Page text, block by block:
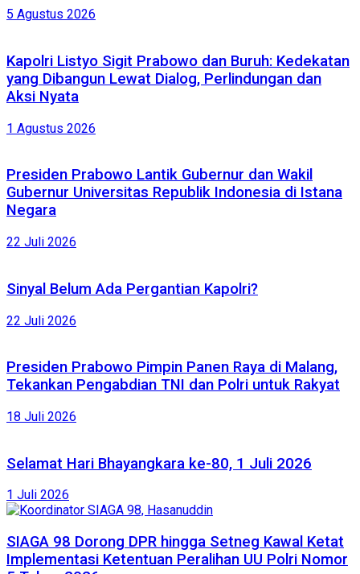
5 Agustus 2026
Kapolri Listyo Sigit Prabowo dan Buruh: Kedekatan
yang Dibangun Lewat Dialog, Perlindungan dan
Aksi Nyata
1 Agustus 2026
Presiden Prabowo Lantik Gubernur dan Wakil
Gubernur Universitas Republik Indonesia di Istana
Negara
22 Juli 2026
Sinyal Belum Ada Pergantian Kapolri?
22 Juli 2026
Presiden Prabowo Pimpin Panen Raya di Malang,
Tekankan Pengabdian TNI dan Polri untuk Rakyat
18 Juli 2026
Selamat Hari Bhayangkara ke-80, 1 Juli 2026
1 Juli 2026
SIAGA 98 Dorong DPR hingga Setneg Kawal Ketat
Implementasi Ketentuan Peralihan UU Polri Nomor